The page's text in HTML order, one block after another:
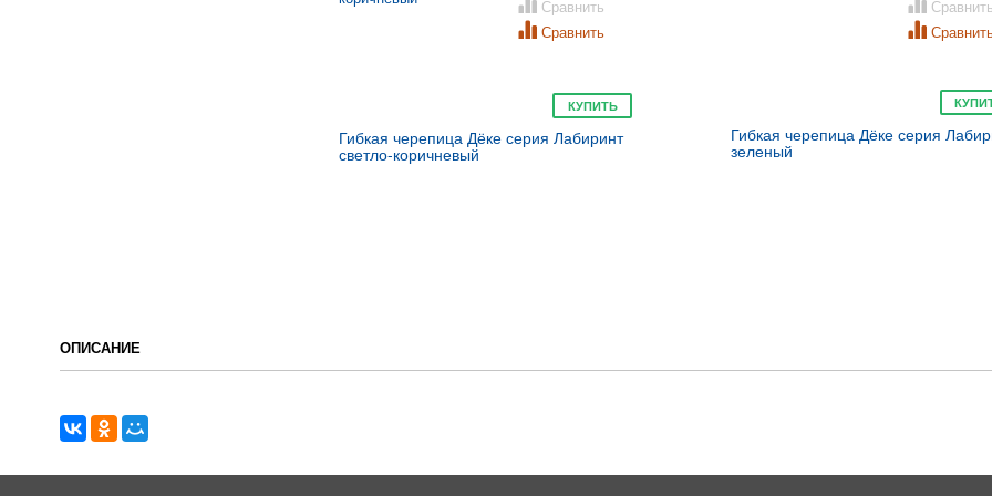
Сравнить
Сравнить
КУПИТЬ
Гибкая черепица Дёке серия Лабиринт
светло-коричневый
Сравнить
Гибкая черепица Дёке серия
зеленый
ОПИСАНИЕ